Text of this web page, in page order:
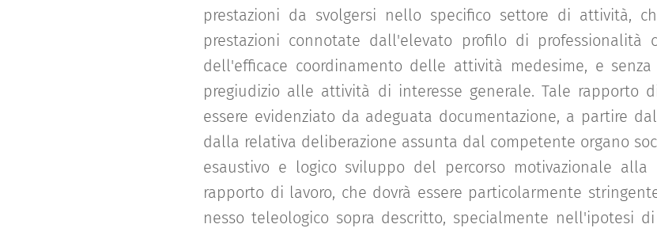
prestazioni da svolgersi nello specifico settore di attività,
prestazioni connotate dall'elevato profilo di professionalità
dell'efficace coordinamento delle attività medesime, e
pregiudizio alle attività di interesse generale. Tale rapporto
essere evidenziato da adeguata documentazione, a partire
dalla relativa deliberazione assunta dal competente organo
esaustivo e logico sviluppo del percorso motivazionale
rapporto di lavoro, che dovrà essere particolarmente
nesso teleologico sopra descritto, specialmente nell'ipotesi